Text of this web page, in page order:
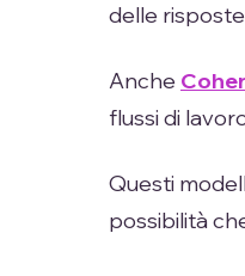
delle
Anche
flussi di
Questi
possibilità